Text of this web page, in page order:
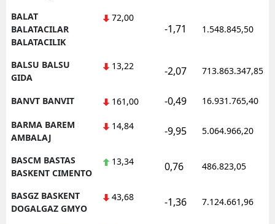
BALAT
BALATACILAR
BALATACILIK
72,00
-1,71 1.548.845,50
BALSU BALSU
GIDA
13,22 -2,07 713.863.347,85
BANVT BANVIT 161,00 -0,49 16.931.765,40
BARMA BAREM
AMBALAJ
14,84 -9,95 5.064.966,20
BASCM BASTAS
BASKENT CIMENTO
13,34 0,76 486.823,05
BASGZ BASKENT
DOGALGAZ GMYO
43,68 -1,36 7.124.661,96